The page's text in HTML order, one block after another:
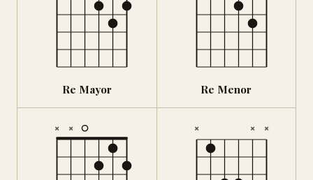
Re Mayor Re Menor
× × × × ×